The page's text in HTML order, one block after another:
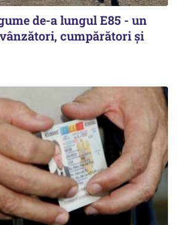
de-a lungul E85 - un
cumpărători și